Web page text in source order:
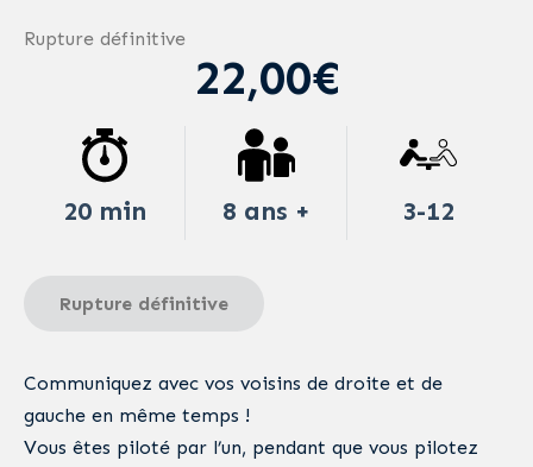
Rupture définitive
22,00€
20 min 8 ans + 3-12
Rupture définitive
Communiquez avec vos voisins de droite et de
gauche en même temps !
Vous êtes piloté par l’un, pendant que vous pilotez